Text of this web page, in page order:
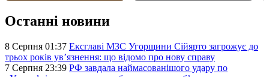
Останні новини
8 Серпня 01:37 Ексглаві МЗС Угорщини Сійярто загрожує до
трьох років ув’язнення: що відомо про нову справу
7 Серпня 23:39 РФ завдала наймасованішого удару по